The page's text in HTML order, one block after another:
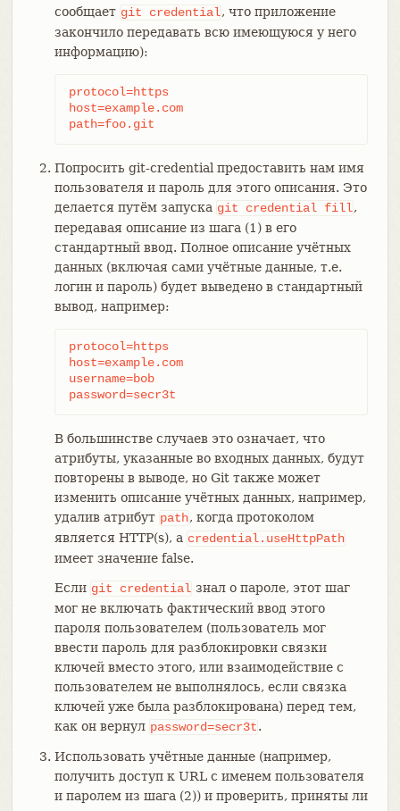
сообщает git credential, что приложение
закончило передавать всю имеющуюся у него
информацию):
protocol=https
host=example.com
path=foo.git
Попросить git-credential предоставить нам имя
пользователя и пароль для этого описания. Это
делается путём запуска git credential fill,
передавая описание из шага (1) в его
стандартный ввод. Полное описание учётных
данных (включая сами учётные данные, т.е.
логин и пароль) будет выведено в стандартный
вывод, например:
protocol=https
host=example.com
username=bob
password=secr3t
В большинстве случаев это означает, что
атрибуты, указанные во входных данных, будут
повторены в выводе, но Git также может
изменить описание учётных данных, например,
удалив атрибут path, когда протоколом
является HTTP(s), а credential.useHttpPath
имеет значение false.
Если git credential знал о пароле, этот шаг
мог не включать фактический ввод этого
пароля пользователем (пользователь мог
ввести пароль для разблокировки связки
ключей вместо этого, или взаимодействие с
пользователем не выполнялось, если связка
ключей уже была разблокирована) перед тем,
как он вернул password=secr3t.
Использовать учётные данные (например,
получить доступ к URL с именем пользователя
и паролем из шага (2)) и проверить, приняты ли